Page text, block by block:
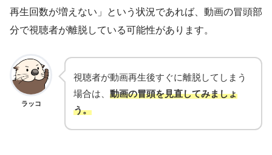
再生回数が増えない」という状況であれば、動画の冒頭部
分で視聴者が離脱している可能性があります。
ラッコ
視聴者が動画再生後すぐに離脱してしまう
場合は、 動画の冒頭を見直してみましょ
う。